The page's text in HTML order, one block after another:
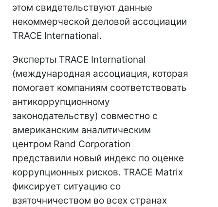
этом свидетельствуют данные
некоммерческой деловой ассоциации
TRACE International.
Эксперты TRACE International
(международная ассоциация, которая
помогает компаниям соответствовать
антикоррупционному
законодательству) совместно с
американским аналитическим
центром Rand Corporation
представили новый индекс по оценке
коррупционных рисков. TRACE Matrix
фиксирует ситуацию со
взяточничеством во всех странах